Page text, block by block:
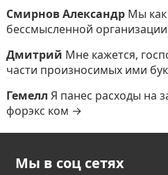
Смирнов Александр Мы
бессмысленной
Дмитрий Мне кажется,
части произносимых ими
Гемелл Я панес расходы на
форэкс ком →
Мы в соц сетях